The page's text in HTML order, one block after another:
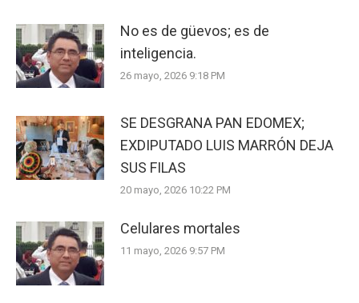
No es de güevos; es de
inteligencia.
26 mayo, 2026 9:18 PM
SE DESGRANA PAN EDOMEX;
EXDIPUTADO LUIS MARRÓN DEJA
SUS FILAS
20 mayo, 2026 10:22 PM
Celulares mortales
11 mayo, 2026 9:57 PM